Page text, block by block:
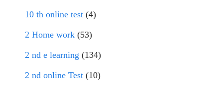
10 th online test (4)
2 Home work (53)
2 nd e learning (134)
2 nd online Test (10)